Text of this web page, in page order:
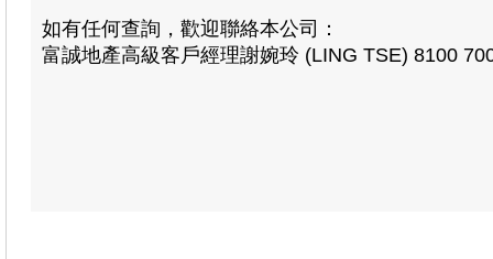
如有任何查詢，歡迎聯絡本公司：
富誠地產高級客戶經理謝婉玲 (LING TSE) 8100